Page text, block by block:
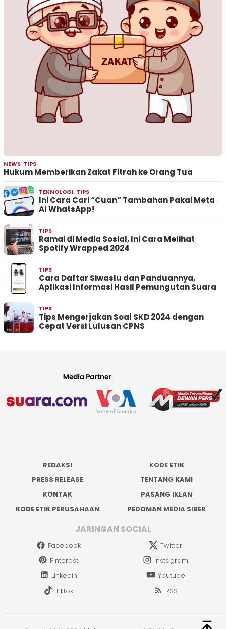
NEWS, TIPS
Hukum Memberikan Zakat Fitrah ke Orang Tua
TEKNOLOGI, TIPS
Ini Cara Cari “Cuan” Tambahan Pakai Meta
AI WhatsApp!
TIPS
Ramai di Media Sosial, Ini Cara Melihat
Spotify Wrapped 2024
TIPS
Cara Daftar Siwaslu dan Panduannya,
Aplikasi Informasi Hasil Pemungutan Suara
TIPS
Tips Mengerjakan Soal SKD 2024 dengan
Cepat Versi Lulusan CPNS
REDAKSI
KODE ETIK
PRESS RELEASE
TENTANG KAMI
KONTAK
PASANG IKLAN
KODE ETIK PERUSAHAAN
PEDOMAN MEDIA SIBER
JARINGAN SOCIAL
Facebook
Twitter
Pinterest
Instagram
Linkedin
Youtube
Tiktok
RSS